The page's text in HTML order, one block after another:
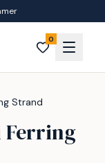
0
Strand
Ferring